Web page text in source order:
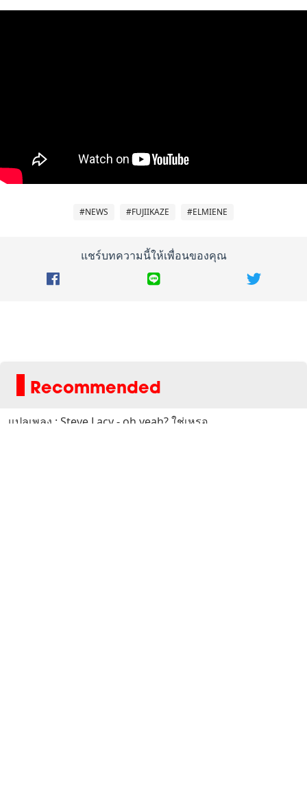
#NEWS #FUJIIKAZE #ELMIENE
แชร์บทความนี้ให้เพื่อนของคุณ
Recommended
แปลเพลง : Steve Lacy - oh yeah? ใช่เหรอ